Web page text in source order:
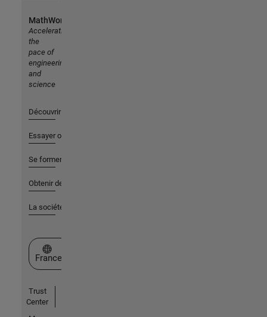
MathWorks
Accelerating
the
pace of
engineering
and
science
Découvrir les produits
Essayer ou acheter
Se former
Obtenir de l'aide
La société
Sélectionner un site web
France
Trust
Center